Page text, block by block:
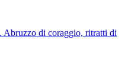
di coraggio, ritratti di